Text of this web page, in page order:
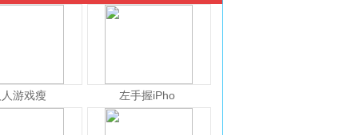
人游戏瘦 左手握iPho